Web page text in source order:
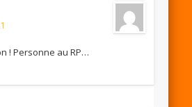
! Personne au RP…